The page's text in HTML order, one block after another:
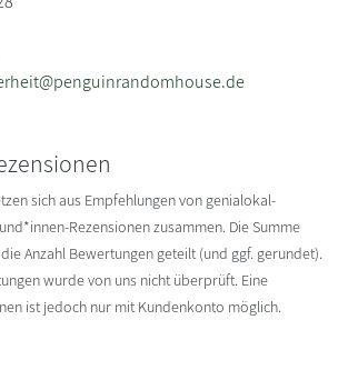
sich aus Empfehlungen von genialokal-
Rezensionen zusammen. Die Summe
Anzahl Bewertungen geteilt (und ggf. gerundet).
wurde von uns nicht überprüft. Eine
ist jedoch nur mit Kundenkonto möglich.